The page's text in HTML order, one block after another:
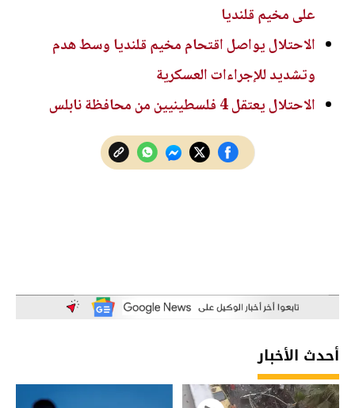
على مخيم قلنديا
الاحتلال يواصل اقتحام مخيم قلنديا وسط هدم
وتشديد للإجراءات العسكرية
الاحتلال يعتقل 4 فلسطينيين من محافظة نابلس
أحدث الأخبار